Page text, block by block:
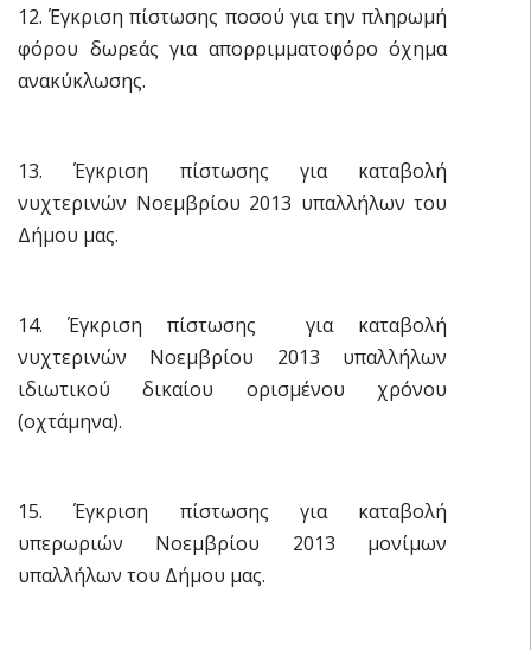
12. Έγκριση πίστωσης ποσού για την πληρωμή
φόρου δωρεάς για απορριμματοφόρο όχημα
ανακύκλωσης.
13. Έγκριση πίστωσης για καταβολή
νυχτερινών Νοεμβρίου 2013 υπαλλήλων του
Δήμου μας.
14. Έγκριση πίστωσης για καταβολή
νυχτερινών Νοεμβρίου 2013 υπαλλήλων
ιδιωτικού δικαίου ορισμένου χρόνου
(οχτάμηνα).
15. Έγκριση πίστωσης για καταβολή
υπερωριών Νοεμβρίου 2013 μονίμων
υπαλλήλων του Δήμου μας.